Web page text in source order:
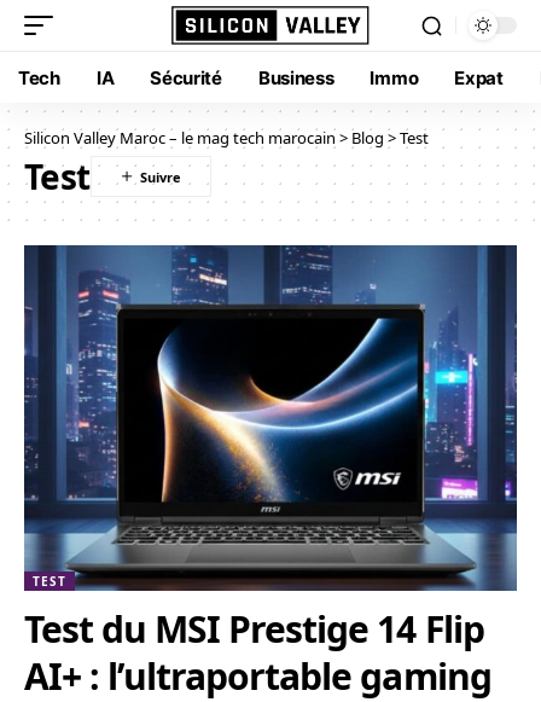
Tech IA Sécurité Business Immo Expat
Silicon Valley Maroc – le mag tech marocain>Blog >Test
Test
TEST
Test du MSI Prestige 14 Flip
AI+ : l’ultraportable gaming